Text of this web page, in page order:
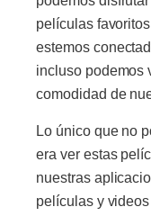
películas
estemos
incluso podemos
comodidad de
Lo único que no
era ver estas
nuestras
películas y